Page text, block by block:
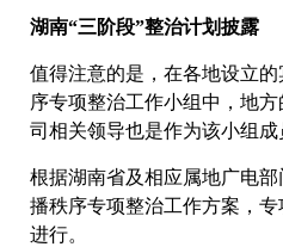
湖南“三阶段”整治计划披露
值得注意的是，在各地设立
序专项整治工作小组中，地
司相关领导也是作为该小组成
根据湖南省及相应属地广电
播秩序专项整治工作方案，
进行。